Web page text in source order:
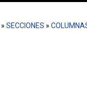
» SECCIONES »